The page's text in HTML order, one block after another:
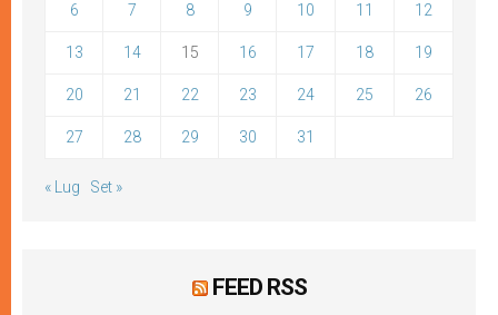
6 7 8 9 10 11 12
13 14 15 16 17 18 19
20 21 22 23 24 25 26
27 28 29 30 31
« Lug Set »
FEED RSS